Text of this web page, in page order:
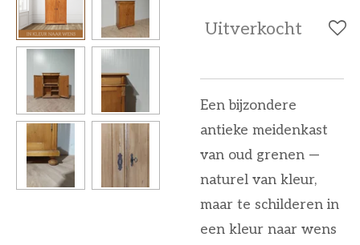
Uitverkocht
Een bijzondere
antieke meidenkast
van oud grenen —
naturel van kleur,
maar te schilderen in
een kleur naar wens